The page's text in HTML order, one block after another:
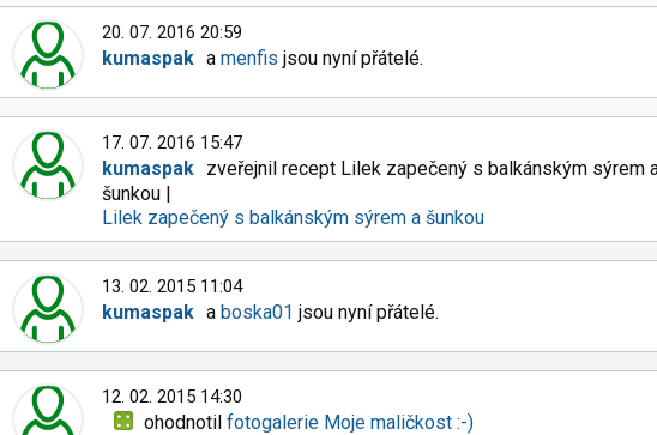
20. 07. 2016 20:59
kumaspak amenfis jsou nyní přátelé.
17. 07. 2016 15:47
kumaspak zveřejnil recept Lilek zapečený s balkánským sýrem
šunkou |
Lilek zapečený s balkánským sýrem a šunkou
13. 02. 2015 11:04
kumaspak aboska01 jsou nyní přátelé.
12. 02. 2015 14:30
ohodnotilfotogalerie Moje maličkost :-)